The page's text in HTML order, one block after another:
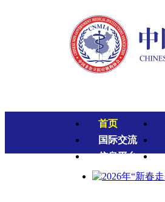
首页
国际交流
信息平台